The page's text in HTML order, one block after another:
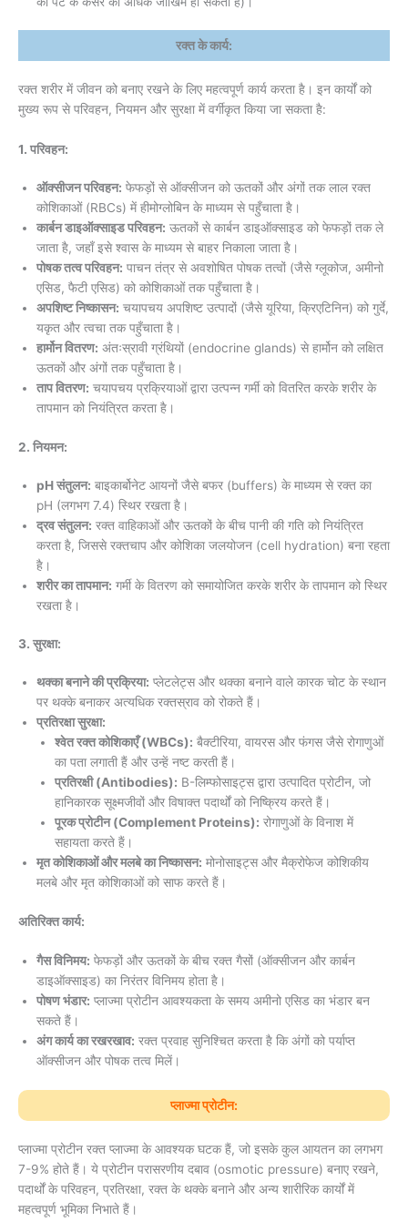
रक्त के कार्य:
रक्त शरीर में जीवन को बनाए रखने के लिए महत्वपूर्ण कार्य करता है। इन कार्यों को
मुख्य रूप से परिवहन, नियमन और सुरक्षा में वर्गीकृत किया जा सकता है:
1. परिवहन:
ऑक्सीजन परिवहन: फेफड़ों से ऑक्सीजन को ऊतकों और अंगों तक लाल रक्त
कोशिकाओं (RBCs) में हीमोग्लोबिन के माध्यम से पहुँचाता है।
कार्बन डाइऑक्साइड परिवहन: ऊतकों से कार्बन डाइऑक्साइड को फेफड़ों तक ले
जाता है, जहाँ इसे श्वास के माध्यम से बाहर निकाला जाता है।
पोषक तत्व परिवहन: पाचन तंत्र से अवशोषित पोषक तत्वों (जैसे ग्लूकोज, अमीनो
एसिड, फैटी एसिड) को कोशिकाओं तक पहुँचाता है।
अपशिष्ट निष्कासन: चयापचय अपशिष्ट उत्पादों (जैसे यूरिया, क्रिएटिनिन) को गुर्दे,
यकृत और त्वचा तक पहुँचाता है।
हार्मोन वितरण: अंतःस्रावी ग्रंथियों (endocrine glands) से हार्मोन को लक्षित
ऊतकों और अंगों तक पहुँचाता है।
ताप वितरण: चयापचय प्रक्रियाओं द्वारा उत्पन्न गर्मी को वितरित करके शरीर के
तापमान को नियंत्रित करता है।
2. नियमन:
pH संतुलन: बाइकार्बोनेट आयनों जैसे बफर (buffers) के माध्यम से रक्त का
pH (लगभग 7.4) स्थिर रखता है।
द्रव संतुलन: रक्त वाहिकाओं और ऊतकों के बीच पानी की गति को नियंत्रित
करता है, जिससे रक्तचाप और कोशिका जलयोजन (cell hydration) बना रहता
है।
शरीर का तापमान: गर्मी के वितरण को समायोजित करके शरीर के तापमान को स्थिर
रखता है।
3. सुरक्षा:
थक्का बनाने की प्रक्रिया: प्लेटलेट्स और थक्का बनाने वाले कारक चोट के स्थान
पर थक्के बनाकर अत्यधिक रक्तस्राव को रोकते हैं।
प्रतिरक्षा सुरक्षा:
श्वेत रक्त कोशिकाएँ (WBCs): बैक्टीरिया, वायरस और फंगस जैसे रोगाणुओं
का पता लगाती हैं और उन्हें नष्ट करती हैं।
प्रतिरक्षी (Antibodies): B-लिम्फोसाइट्स द्वारा उत्पादित प्रोटीन, जो
हानिकारक सूक्ष्मजीवों और विषाक्त पदार्थों को निष्क्रिय करते हैं।
पूरक प्रोटीन (Complement Proteins): रोगाणुओं के विनाश में
सहायता करते हैं।
मृत कोशिकाओं और मलबे का निष्कासन: मोनोसाइट्स और मैक्रोफेज कोशिकीय
मलबे और मृत कोशिकाओं को साफ करते हैं।
अतिरिक्त कार्य:
गैस विनिमय: फेफड़ों और ऊतकों के बीच रक्त गैसों (ऑक्सीजन और कार्बन
डाइऑक्साइड) का निरंतर विनिमय होता है।
पोषण भंडार: प्लाज्मा प्रोटीन आवश्यकता के समय अमीनो एसिड का भंडार बन
सकते हैं।
अंग कार्य का रखरखाव: रक्त प्रवाह सुनिश्चित करता है कि अंगों को पर्याप्त
ऑक्सीजन और पोषक तत्व मिलें।
प्लाज्मा प्रोटीन:
प्लाज्मा प्रोटीन रक्त प्लाज्मा के आवश्यक घटक हैं, जो इसके कुल आयतन का लगभग
7-9% होते हैं। ये प्रोटीन परासरणीय दबाव (osmotic pressure) बनाए रखने,
पदार्थों के परिवहन, प्रतिरक्षा, रक्त के थक्के बनाने और अन्य शारीरिक कार्यों में
महत्वपूर्ण भूमिका निभाते हैं।